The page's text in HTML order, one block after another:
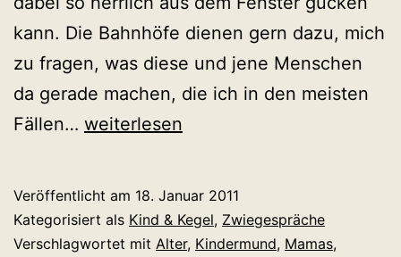
kann. Die Bahnhöfe dienen gern dazu, mich
zu fragen, was diese und jene Menschen
da gerade machen, die ich in den meisten
Fällen… Mama,
im
Mittelalter?
weiterlesen
Veröffentlicht am 18. Januar 2011
Kategorisiert als Kind & Kegel, Zwiegespräche
Verschlagwortet mit Alter, Kindermund, Mamas,